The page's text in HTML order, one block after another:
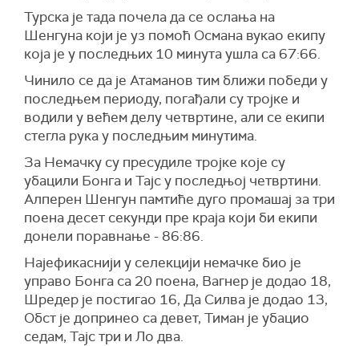
Турска је тада почела да се ослања на
Шенгуна који је уз помоћ Османа вукао екипу
која је у последњих 10 минута ушла са 67:66.
Чинило се да је Атаманов тим ближи победи у
последњем периоду, погађали су тројке и
водили у већем делу четвртине, али се екипи
стегла рука у последњим минутима.
За Немачку су пресудиле тројке које су
убацили Бонга и Тајс у последњој четвртини.
Алперен Шенгун памтиће дуго промашај за три
поена десет секунди пре краја који би екипи
донели поравнање - 86:86.
Најефикаснији у селекцији немачке био је
управо Бонга са 20 поена, Вагнер је додао 18,
Шредер је постигао 16, Да Силва је додао 13,
Обст је допринео са девет, Тиман је убацио
седам, Тајс три и Ло два.